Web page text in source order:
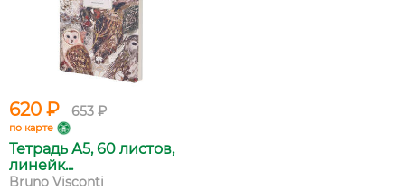
620 ₽ 653 ₽
по карте
Тетрадь А5, 60 листов,
линейк...
Bruno Visconti